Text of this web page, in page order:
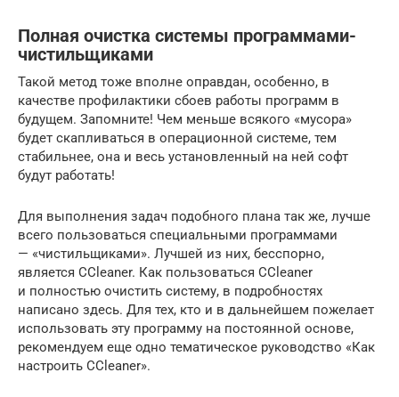
Полная очистка системы программами-
чистильщиками
Такой метод тоже вполне оправдан, особенно, в
качестве профилактики сбоев работы программ в
будущем. Запомните! Чем меньше всякого «мусора»
будет скапливаться в операционной системе, тем
стабильнее, она и весь установленный на ней софт
будут работать!
Для выполнения задач подобного плана так же, лучше
всего пользоваться специальными программами
— «чистильщиками». Лучшей из них, бесспорно,
является CCleaner. Как пользоваться CCleaner
и полностью очистить систему, в подробностях
написано здесь. Для тех, кто и в дальнейшем пожелает
использовать эту программу на постоянной основе,
рекомендуем еще одно тематическое руководство «Как
настроить CCleaner».